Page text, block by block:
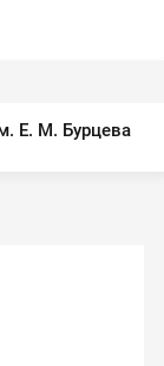
Е. М. Бурцева